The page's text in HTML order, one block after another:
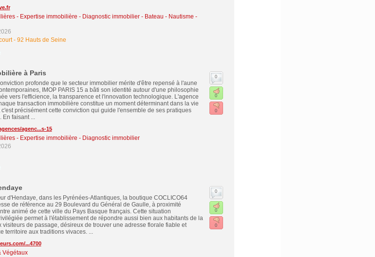
- Expertise immobilière - Diagnostic immobilier- Bateau - Nautisme -
- 92 Hauts de Seine
à Paris
profonde que le secteur immobilier mérite d'être repensé à l'aune
IMOP PARIS 15 a bâti son identité autour d'une philosophie
vers l'efficience, la transparence et l'innovation technologique. L'agence
transaction immobilière constitue un moment déterminant dans la vie
précisément cette conviction qui guide l'ensemble de ses pratiques
En faisant ...
agenc...s-15
- Expertise immobilière - Diagnostic immobilier
0
0
0
d'Hendaye, dans les Pyrénées-Atlantiques, la boutique COCLICO64
de référence au 29 Boulevard du Général de Gaulle, à proximité
animé de cette ville du Pays Basque français. Cette situation
permet à l'établissement de répondre aussi bien aux habitants de la
visiteurs de passage, désireux de trouver une adresse florale fiable et
territoire aux traditions vivaces. ...
...4700
Végétaux
0
0
0